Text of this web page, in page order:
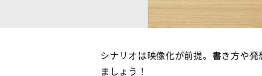
シナリオは映像化が前提。書き方や
ましょう！